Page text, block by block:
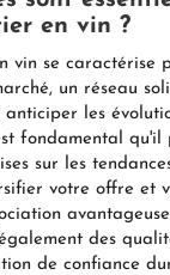
en vin ?
vin se caractérise
un réseau
les
fondamental qu'il
sur les
votre offre et
des
de confiance